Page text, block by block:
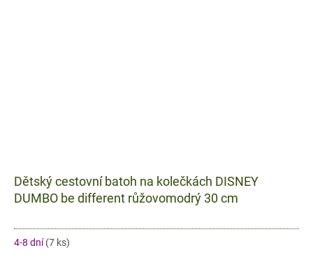
Dětský cestovní batoh na kolečkách DISNEY
DUMBO be different růžovomodrý 30 cm
4-8 dní(7 ks)